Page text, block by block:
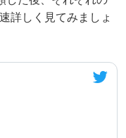
詳しく見てみましょ